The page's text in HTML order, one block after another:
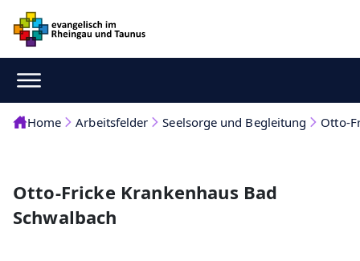
Home Arbeitsfelder Seelsorge und Begleitung Otto-
Otto-Fricke Krankenhaus Bad
Schwalbach